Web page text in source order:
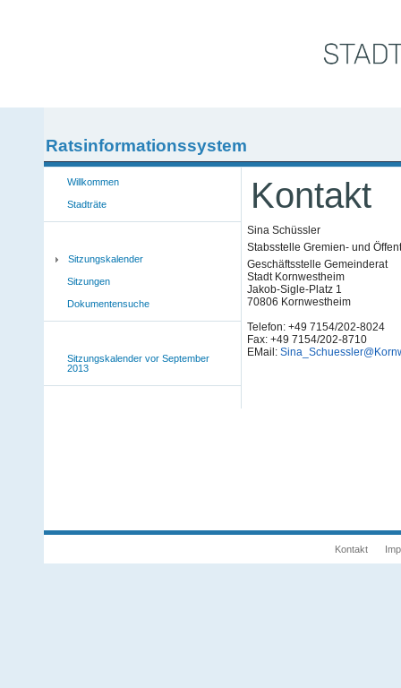
Ratsinformationssystem
Willkommen
Stadträte
Sitzungskalender
Sitzungen
Dokumentensuche
Sitzungskalender vor September
2013
Kontakt
Sina Schüssler
Stabsstelle Gremien- und
Geschäftsstelle Gemeinderat
Stadt Kornwestheim
Jakob-Sigle-Platz 1
70806 Kornwestheim
Telefon: +49 7154/202-8024
Fax: +49 7154/202-8710
EMail:
Kontakt